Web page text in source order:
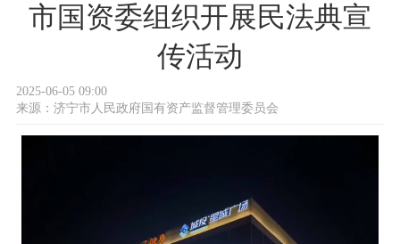
市国资委组织开展民法典宣
传活动
2025-06-05 09:00
来源： 济宁市人民政府国有资产监督管理委员会